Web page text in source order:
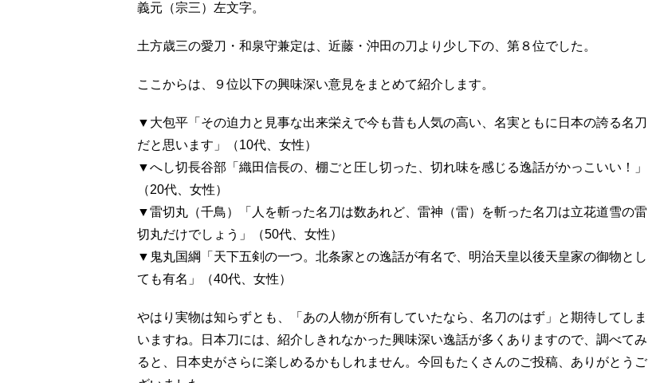
義元（宗三）左文字。
土方歳三の愛刀・和泉守兼定は、近藤・沖田の刀より少し下の、第８位でした。
ここからは、９位以下の興味深い意見をまとめて紹介します。
▼大包平「その迫力と見事な出来栄えで今も昔も人気の高い、名実ともに日本の誇る名刀
だと思います」（10代、女性）
▼へし切長谷部「織田信長の、棚ごと圧し切った、切れ味を感じる逸話がかっこいい！」
（20代、女性）
▼雷切丸（千鳥）「人を斬った名刀は数あれど、雷神（雷）を斬った名刀は立花道雪の雷
切丸だけでしょう」（50代、女性）
▼鬼丸国綱「天下五剣の一つ。北条家との逸話が有名で、明治天皇以後天皇家の御物とし
ても有名」（40代、女性）
やはり実物は知らずとも、「あの人物が所有していたなら、名刀のはず」と期待してしま
いますね。日本刀には、紹介しきれなかった興味深い逸話が多くありますので、調べてみ
ると、日本史がさらに楽しめるかもしれません。今回もたくさんのご投稿、ありがとうご